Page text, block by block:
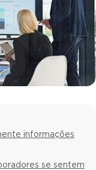
informações
se sentem